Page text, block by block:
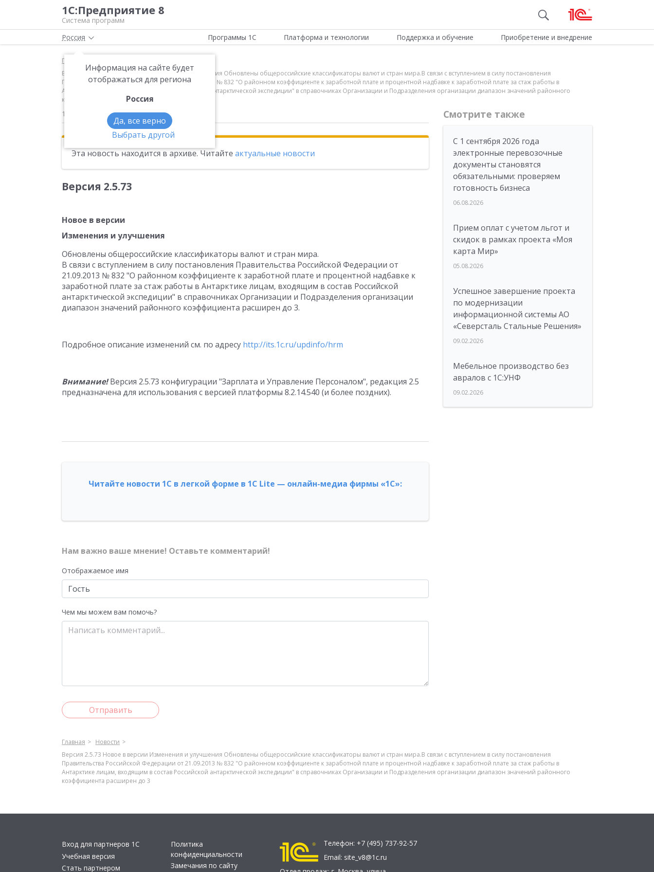
1С:Предприятие 8
Система программ
Россия
Информация на сайте будет
отображаться для региона
Россия
Да, все верно
Выбрать другой
Программы 1С Платформа и технологии Поддержка и обучение Приобретение и внедрение
Главная
Версия 2.5.73 Новое в версии Изменения и улучшения Обновлены общероссийские классификаторы валют и стран мира.В связи с вступлением в силу постановления
Правительства Российской Федерации от 21.09.2013 № 832 "О районном коэффициенте к заработной плате и процентной надбавке к заработной плате за стаж работы в
Антарктике лицам, входящим в состав Российской антарктической экспедиции" в справочниках Организации и Подразделения организации диапазон значений районного
коэффициента расширен до 3
18.10.2013
Эта новость находится в архиве. Читайте актуальные новости
Версия 2.5.73
Новое в версии
Изменения и улучшения
Обновлены общероссийские классификаторы валют и стран мира.
В связи с вступлением в силу постановления Правительства Российской Федерации от
21.09.2013 № 832 "О районном коэффициенте к заработной плате и процентной надбавке к
заработной плате за стаж работы в Антарктике лицам, входящим в состав Российской
антарктической экспедиции" в справочниках Организации и Подразделения организации
диапазон значений районного коэффициента расширен до 3.
Подробное описание изменений см. по адресу http://its.1c.ru/updinfo/hrm
Внимание!Версия 2.5.73 конфигурации "Зарплата и Управление Персоналом", редакция 2.5
предназначена для использования с версией платформы 8.2.14.540 (и более поздних).
Читайте новости 1С в легкой форме в 1С Lite — онлайн-медиа фирмы «1С»:
Нам важно ваше мнение! Оставьте комментарий!
Отображаемое имя
Чем мы можем вам помочь?
Отправить
Смотрите также
С 1 сентября 2026 года
электронные перевозочные
документы становятся
обязательными: проверяем
готовность бизнеса
06.08.2026
Прием оплат с учетом льгот и
скидок в рамках проекта «Моя
карта Мир»
05.08.2026
Успешное завершение проекта
по модернизации
информационной системы АО
«Северсталь Стальные Решения»
09.02.2026
Мебельное производство без
авралов с 1С:УНФ
09.02.2026
Главная
Новости
Версия 2.5.73 Новое в версии Изменения и улучшения Обновлены общероссийские классификаторы валют и стран мира.В связи с вступлением в силу постановления
Правительства Российской Федерации от 21.09.2013 № 832 "О районном коэффициенте к заработной плате и процентной надбавке к заработной плате за стаж работы в
Антарктике лицам, входящим в состав Российской антарктической экспедиции" в справочниках Организации и Подразделения организации диапазон значений районного
коэффициента расширен до 3
Вход для партнеров 1С
Учебная версия
Стать партнером
Политика
конфиденциальности
Замечания по сайту
Телефон: +7 (495) 737-92-57
Email: site_v8@1c.ru